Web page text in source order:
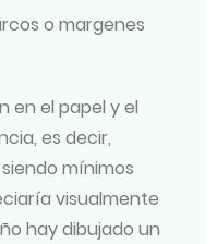
o margenes
en el papel y el
es decir,
mínimos
visualmente
hay dibujado un